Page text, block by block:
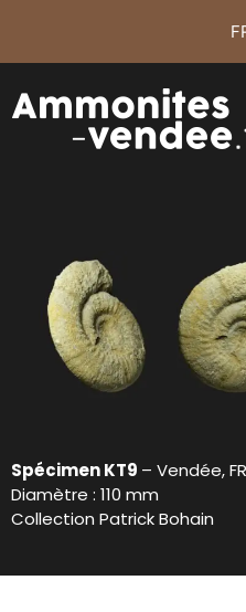
Spécimen KT9 – Vendée,
Diamètre : 110 mm
Collection Patrick Bohain